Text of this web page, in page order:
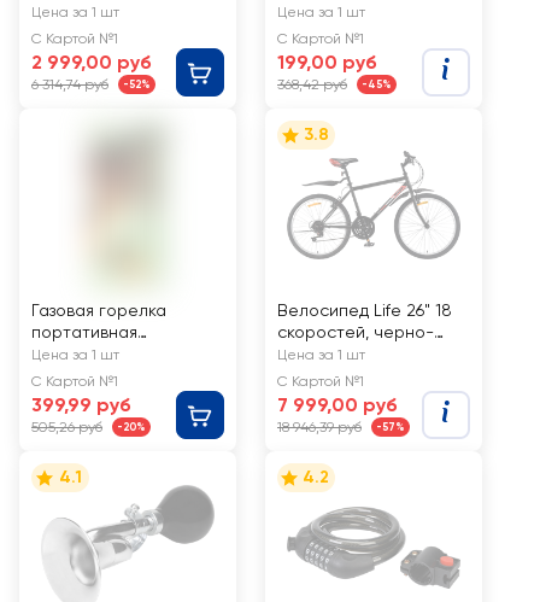
ассортименте,
Арт.KID-ST12B
Цена за 1 шт
С Картой №1
2 999,00 руб
6 314,74 руб -52%
ACTIWELL 5 диодов 3
режима 10х7х3см, Арт.
GB-LT917
Цена за 1 шт
С Картой №1
199,00 руб
368,42 руб -45%
Газовая горелка
портативная
ACTIWELL
20,2x6,7х3,8см, Арт.
GB-LT909
Цена за 1 шт
С Картой №1
399,99 руб
505,26 руб -20%
3.8
Велосипед Life 26" 18
скоростей, черно-
красный, черно-
бирюзовый, Арт.
LFE26ST-M
Цена за 1 шт
С Картой №1
7 999,00 руб
18 946,39 руб -57%
4.1 4.2